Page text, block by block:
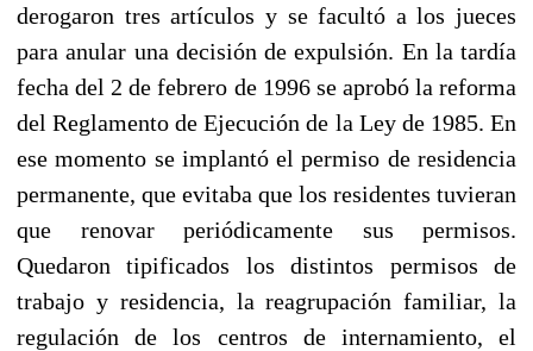
derogaron tres artículos y se facultó a los jueces
para anular una decisión de expulsión. En la tardía
fecha del 2 de febrero de 1996 se aprobó la reforma
del Reglamento de Ejecución de la Ley de 1985. En
ese momento se implantó el permiso de residencia
permanente, que evitaba que los residentes tuvieran
que renovar periódicamente sus permisos.
Quedaron tipificados los distintos permisos de
trabajo y residencia, la reagrupación familiar, la
regulación de los centros de internamiento, el